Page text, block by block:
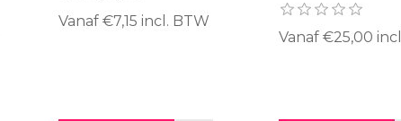
Vanaf €7,15 incl. BTW
Vanaf €25,00